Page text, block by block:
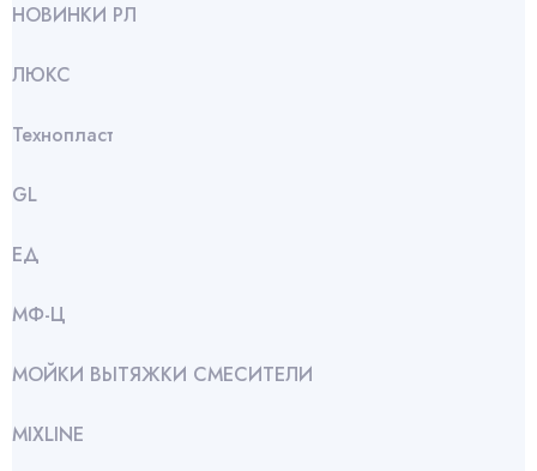
НОВИНКИ РЛ
ЛЮКС
Технопласт
GL
ЕД
МФ-Ц
МОЙКИ ВЫТЯЖКИ СМЕСИТЕЛИ
МIXLINE